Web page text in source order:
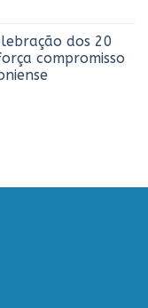
dos 20
compromisso